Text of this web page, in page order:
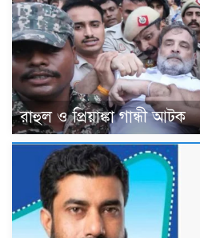
রাহুল ও প্রিয়াঙ্কা গান্ধী আটক